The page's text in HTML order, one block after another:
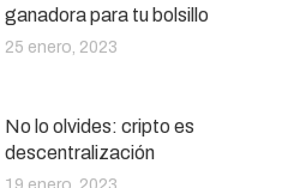
ganadora para tu bolsillo
25 enero, 2023
No lo olvides: cripto es
descentralización